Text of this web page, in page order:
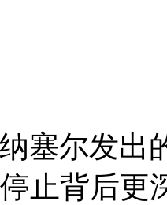
塞尔发出
止背后更